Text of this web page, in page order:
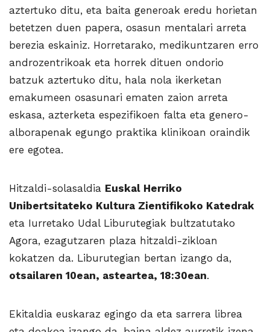
aztertuko ditu, eta baita generoak eredu horietan
betetzen duen papera, osasun mentalari arreta
berezia eskainiz. Horretarako, medikuntzaren erro
androzentrikoak eta horrek dituen ondorio
batzuk aztertuko ditu, hala nola ikerketan
emakumeen osasunari ematen zaion arreta
eskasa, azterketa espezifikoen falta eta genero-
alborapenak egungo praktika klinikoan oraindik
ere egotea.
Hitzaldi-solasaldia Euskal Herriko
Unibertsitateko Kultura Zientifikoko Katedrak
eta Iurretako Udal Liburutegiak bultzatutako
Agora, ezagutzaren plaza hitzaldi-zikloan
kokatzen da. Liburutegian bertan izango da,
otsailaren 10ean, asteartea, 18:30ean.
Ekitaldia euskaraz egingo da eta sarrera librea